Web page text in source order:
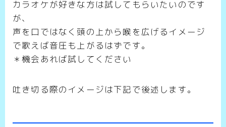
カラオケが好きな方は試してもらいたいのです
が、
声を口ではなく頭の上から喉を広げるイメージ
で歌えば音圧も上がるはずです。
＊機会あれば試してください
吐き切る際のイメージは下記で後述します。